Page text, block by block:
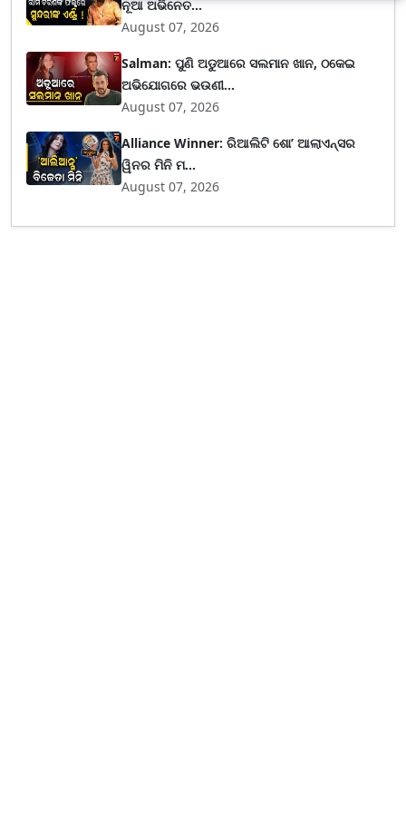
ନୂଆ ଅଭିନେତ...
August 07, 2026
Salman: ପୁଣି ଅଡୁଆରେ ସଲମାନ ଖାନ, ଠକେଇ
ଅଭିଯୋଗରେ ଭଉଣୀ...
August 07, 2026
Alliance Winner: ରିଆଲିଟି ଶୋ’ ଆଲାଏନ୍ସର
ୱିନର ମିନି ମ...
August 07, 2026